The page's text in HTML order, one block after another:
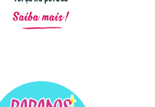
Saiba mais!